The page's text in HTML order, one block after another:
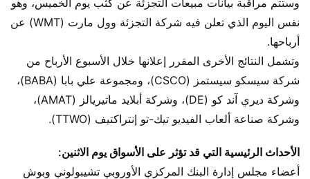
نفس اليوم الذي تعلن فيه شركة التجزئة وول مارت (WMT) عن
أرباحها.
وتشمل النتائج الأخرى المقرر إعلانها خلال الأسبوع الأرباح من
شركة سيسكو سيستمز (CSCO)، ومجموعة علي بابا (BABA)،
وشركة ديري آند كو (DE)، وشركة أبلايد ماتيريالز (AMAT)،
وشركة صناعة ألعاب الفيديو تيك-تو إنتراكتيف (TTWO).
الأحداث الرئيسية التي قد تؤثر على الأسواق يوم الاثنين:
أعضاء مجلس إدارة البنك المركزي الأوروبي تشيبولوني وبوش